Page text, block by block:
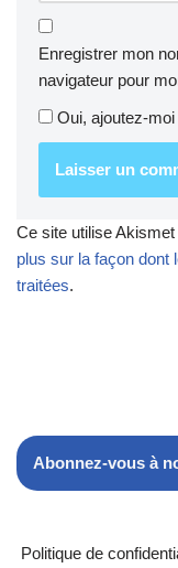
Enregistrer mon
navigateur pour
Oui, ajoutez-
Ce site utilise
plus sur la façon dont
traitées.
Abonnez-vous à
Politique de